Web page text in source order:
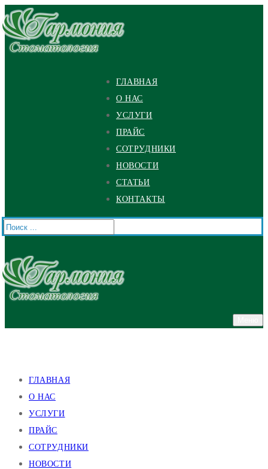
Перейти
к
содержимому
Меню
Закрыть
ГЛАВНАЯ
О НАС
УСЛУГИ
ПРАЙС
СОТРУДНИКИ
НОВОСТИ
СТАТЬИ
КОНТАКТЫ
Найти:
ГЛАВНАЯ
О НАС
УСЛУГИ
ПРАЙС
СОТРУДНИКИ
НОВОСТИ